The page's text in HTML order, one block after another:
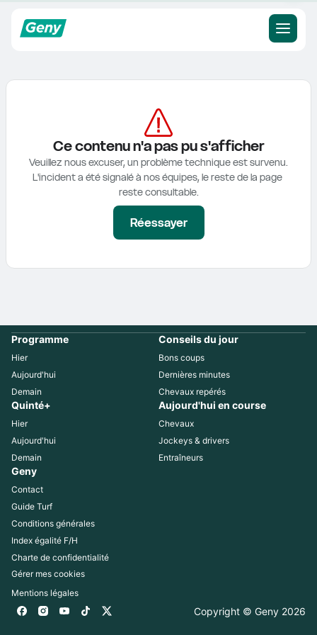
Ce contenu n'a pas pu s'afficher
Veuillez nous excuser, un problème technique est survenu.
L'incident a été signalé à nos équipes, le reste de la page
reste consultable.
Réessayer
Programme
Hier
Aujourd'hui
Demain
Conseils du jour
Bons coups
Dernières minutes
Chevaux repérés
Quinté+
Hier
Aujourd'hui
Demain
Aujourd'hui en course
Chevaux
Jockeys & drivers
Entraîneurs
Geny
Contact
Guide Turf
Conditions générales
Index égalité F/H
Charte de confidentialité
Gérer mes cookies
Mentions légales
Copyright © Geny 2026